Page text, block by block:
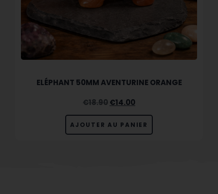
ELÉPHANT 50MM AVENTURINE ORANGE
€18.90€14.00
AJOUTER AU PANIER